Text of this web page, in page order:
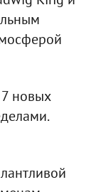
новых